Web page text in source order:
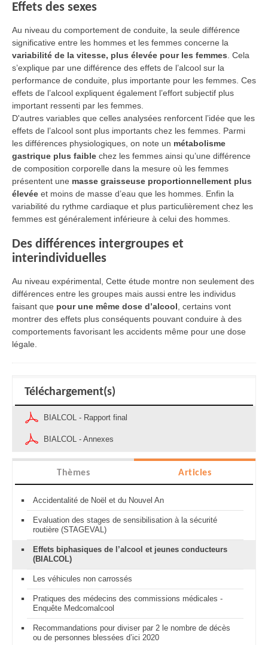
Effets des sexes
Au niveau du comportement de conduite, la seule différence
significative entre les hommes et les femmes concerne la
variabilité de la vitesse, plus élevée pour les femmes . Cela
s’explique par une différence des effets de l’alcool sur la
performance de conduite, plus importante pour les femmes. Ces
effets de l’alcool expliquent également l’effort subjectif plus
important ressenti par les femmes.
D'autres variables que celles analysées renforcent l’idée que les
effets de l’alcool sont plus importants chez les femmes. Parmi
les différences physiologiques, on note un métabolisme
gastrique plus faible chez les femmes ainsi qu’une différence
de composition corporelle dans la mesure où les femmes
présentent une masse graisseuse proportionnellement plus
élevée et moins de masse d’eau que les hommes. Enfin la
variabilité du rythme cardiaque et plus particulièrement chez les
femmes est généralement inférieure à celui des hommes.
Des différences intergroupes et
interindividuelles
Au niveau expérimental, Cette étude montre non seulement des
différences entre les groupes mais aussi entre les individus
faisant que pour une même dose d’alcool , certains vont
montrer des effets plus conséquents pouvant conduire à des
comportements favorisant les accidents même pour une dose
légale.
Téléchargement(s)
BIALCOL - Rapport final
BIALCOL - Annexes
Thèmes Articles
Accidentalité de Noël et du Nouvel An
Evaluation des stages de sensibilisation à la sécurité
routière (STAGEVAL)
Effets biphasiques de l’alcool et jeunes conducteurs
(BIALCOL)
Les véhicules non carrossés
Pratiques des médecins des commissions médicales -
Enquête Medcomalcool
Recommandations pour diviser par 2 le nombre de décès
ou de personnes blessées d’ici 2020